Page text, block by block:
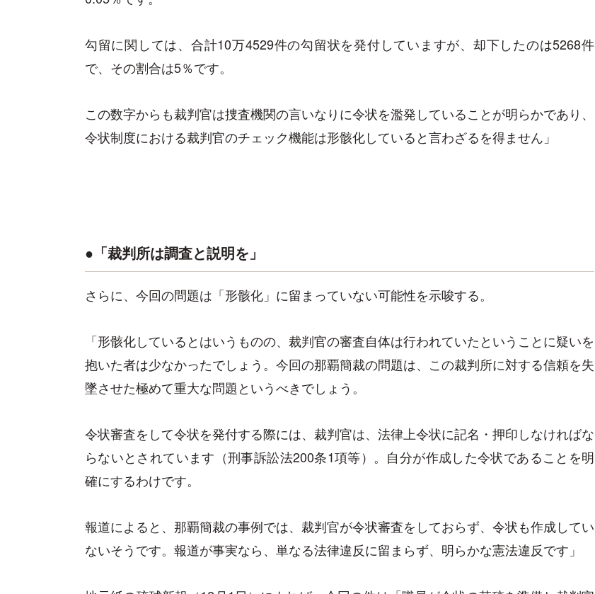
勾留に関しては、合計10万4529件の勾留状を発付していますが、却下したのは5268件
で、その割合は5％です。
この数字からも裁判官は捜査機関の言いなりに令状を濫発していることが明らかであり、
令状制度における裁判官のチェック機能は形骸化していると言わざるを得ません」
●「裁判所は調査と説明を」
さらに、今回の問題は「形骸化」に留まっていない可能性を示唆する。
「形骸化しているとはいうものの、裁判官の審査自体は行われていたということに疑いを
抱いた者は少なかったでしょう。今回の那覇簡裁の問題は、この裁判所に対する信頼を失
墜させた極めて重大な問題というべきでしょう。
令状審査をして令状を発付する際には、裁判官は、法律上令状に記名・押印しなければな
らないとされています（刑事訴訟法200条1項等）。自分が作成した令状であることを明
確にするわけです。
報道によると、那覇簡裁の事例では、裁判官が令状審査をしておらず、令状も作成してい
ないそうです。報道が事実なら、単なる法律違反に留まらず、明らかな憲法違反です」